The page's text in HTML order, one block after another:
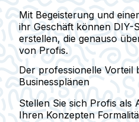
Mit Begeisterung und
ihr Geschäft können DIY-
erstellen, die genauso
von Profis.
Der professionelle Vorteil
Businessplänen
Stellen Sie sich Profis als
Ihren Konzepten